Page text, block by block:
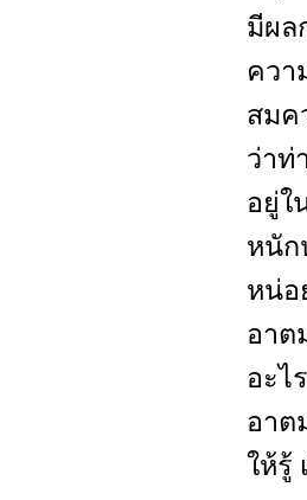
มีผล
ควา
สมค
ว่าท่
อยู่ใ
หนัก
หน่อ
อาต
อะไ
อาต
ให้รู้